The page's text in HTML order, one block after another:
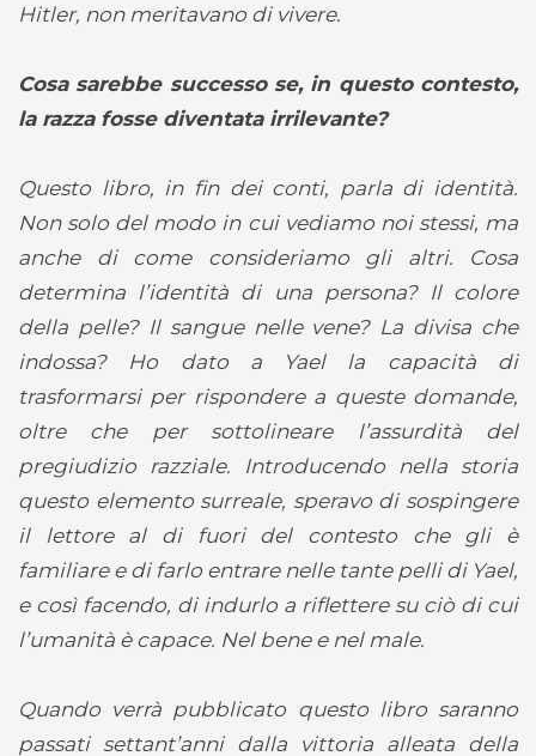
Hitler, non meritavano di vivere.
Cosa sarebbe successo se, in questo contesto,
la razza fosse diventata irrilevante?
Questo libro, in fin dei conti, parla di identità.
Non solo del modo in cui vediamo noi stessi, ma
anche di come consideriamo gli altri. Cosa
determina l’identità di una persona? Il colore
della pelle? Il sangue nelle vene? La divisa che
indossa? Ho dato a Yael la capacità di
trasformarsi per rispondere a queste domande,
oltre che per sottolineare l’assurdità del
pregiudizio razziale. Introducendo nella storia
questo elemento surreale, speravo di sospingere
il lettore al di fuori del contesto che gli è
familiare e di farlo entrare nelle tante pelli di Yael,
e così facendo, di indurlo a riflettere su ciò di cui
l’umanità è capace. Nel bene e nel male.
Quando verrà pubblicato questo libro saranno
passati settant’anni dalla vittoria alleata della